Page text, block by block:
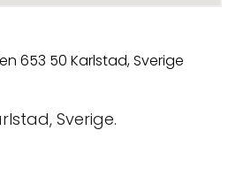
Sverige.